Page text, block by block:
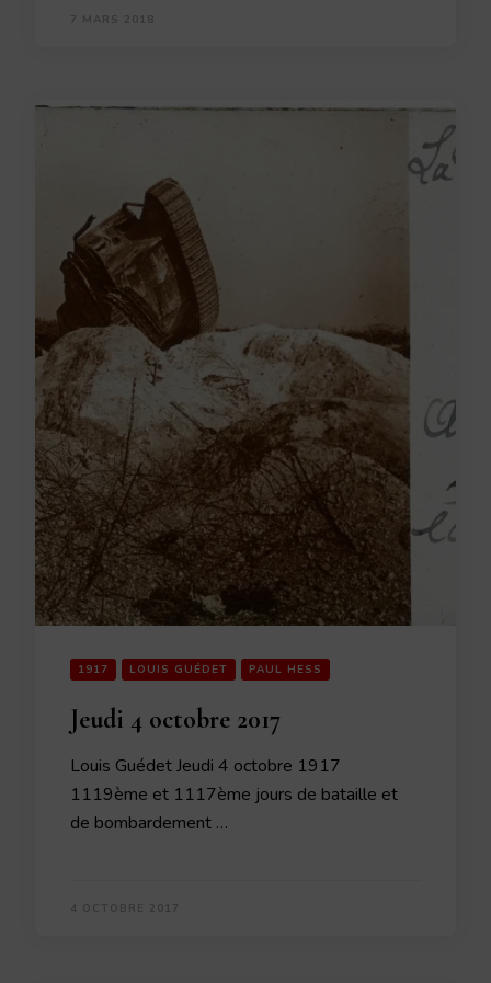
1917 LOUIS GUÉDET PAUL HESS
Jeudi 4 octobre 2017
Louis Guédet Jeudi 4 octobre 1917
1119ème et 1117ème jours de bataille et
de bombardement …